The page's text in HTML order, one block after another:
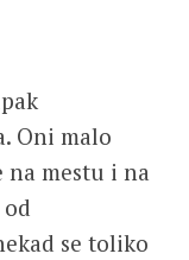
Oni malo
na mestu i na
se toliko